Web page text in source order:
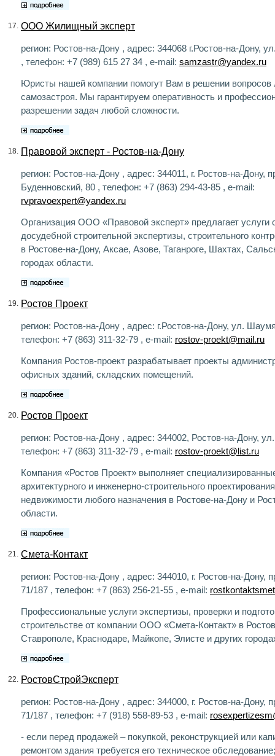
17. ООО Жилищный эксперт
регион: Ростов-на-Дону , адрес: 344068 г.Ростов-на-Дону,
, телефон: +7 (989) 615 27 34 , e-mail: samzastr@yandex.ru
Юристы нашей компании помогут Вам в решении вопросов
самозастроя. Мы гарантируем оперативность и
разрешении задач любой сложности.
18. Правовой эксперт - Ростов-на-Дону
регион: Ростов-на-Дону , адрес: 344011, г. Ростов-на-Дону,
Буденновский, 80 , телефон: +7 (863) 294-43-85 , e-mail:
rvpravoexpert@yandex.ru
Организация ООО «Правовой эксперт» предлагает услуги
досудебной строительной экспертизы, строительного
в Ростове-на-Дону, Аксае, Азове, Таганроге, Шахтах,
городах области.
19. Ростов Проект
регион: Ростов-на-Дону , адрес: г.Ростов-на-Дону, ул.
телефон: +7 (863) 311-32-79 , e-mail: rostov-proekt@mail.ru
Компания Ростов-проект разрабатывает проекты
офисных зданий, складских помещений.
20. Ростов Проект
регион: Ростов-на-Дону , адрес: 344002, Ростов-на-Дону,
телефон: +7 (863) 311-32-79 , e-mail: rostov-proekt@list.ru
Компания «Ростов Проект» выполняет
архитектурного и инженерно-строительного
недвижимости любого назначения в Ростове-на-Дону и
области.
21. Смета-Контакт
регион: Ростов-на-Дону , адрес: 344010, г. Ростов-на-Дону,
71/187 , телефон: +7 (863) 256-21-55 , e-mail:
Профессиональные услуги экспертизы, проверки и
строительстве от компании ООО «Смета-Контакт» в
Ставрополе, Краснодаре, Майкопе, Элисте и других
22. РостовСтройЭксперт
регион: Ростов-на-Дону , адрес: 344000, г. Ростов-на-Дону,
71/187 , телефон: +7 (918) 558-89-53 , e-mail:
- если перед продажей – покупкой, реконструкцией или
ремонтом здания требуется его техническое обследование;